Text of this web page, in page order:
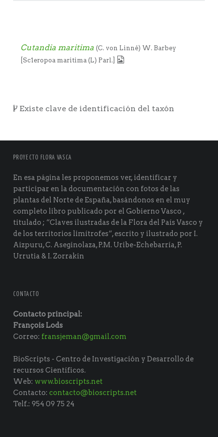
Cutandia maritima (C. von Linné) W. Barbey
[Sc1eropoa maritima (L) Parl.]
Existe clave de identificación del taxón
PROYECTO FLORA VASCA
En esa página les proponemos ver, identificar y
participar en la documentación con fotos de las
plantas del Norte de España, basándonos en el muy
completo libro publicado por el Gobierno Vasco ,
titulado ; “Claves ilustradas de la Flora del País Vasco y
de los territorios limítrofes“, escrito y ilustrado por I.
Aizpuru, C. Aseginolaza, P.M. Uribe-Echebarría, P.
Urrutia & I. Zorrakin
CONTACTO
Contacto principal:
François Lods
Correo: fransjeman@gmail.com
BioScripts - Centro de Investigación y Desarrollo de
recursos Científicos.
Web: www.bioscripts.net
Contacto:contacto@bioscripts.net
Telf.: 954 09 75 24